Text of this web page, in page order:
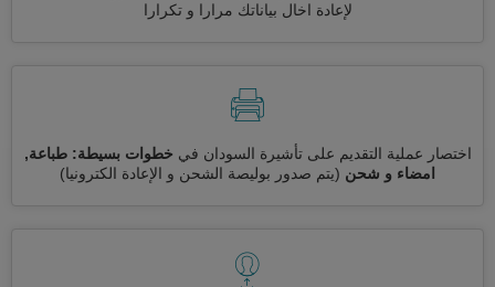
لإعادة اخال بياناتك مرارا و تكرارا
اختصار عملية التقديم على تأشيرة السودان في خطوات بسيطة: طباعة,
امضاء و شحن (يتم صدور بوليصة الشحن و الإعادة الكترونيا)